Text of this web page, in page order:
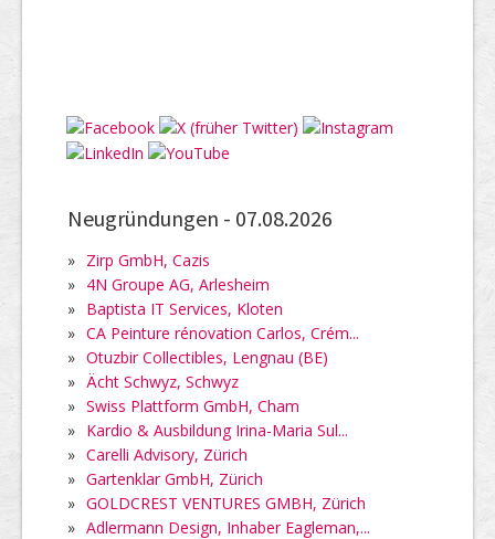
Neugründungen - 07.08.2026
» Zirp GmbH, Cazis
» 4N Groupe AG, Arlesheim
» Baptista IT Services, Kloten
» CA Peinture rénovation Carlos, Crém...
» Otuzbir Collectibles, Lengnau (BE)
» Ächt Schwyz, Schwyz
» Swiss Plattform GmbH, Cham
» Kardio & Ausbildung Irina-Maria Sul...
» Carelli Advisory, Zürich
» Gartenklar GmbH, Zürich
» GOLDCREST VENTURES GMBH, Zürich
» Adlermann Design, Inhaber Eagleman,...